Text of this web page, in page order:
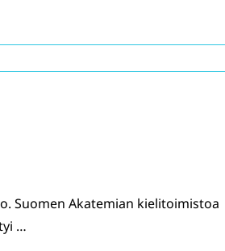
Suomen Akatemian kielitoimistoa
…